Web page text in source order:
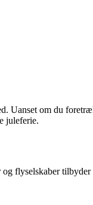
Uanset om du
juleferie.
flyselskaber